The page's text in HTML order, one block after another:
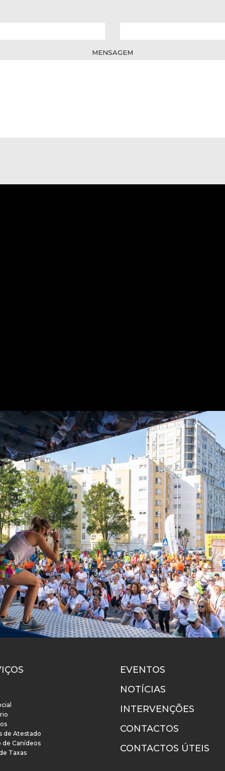
MENSAGEM
de Atestado
de Canídeos
Taxas
EVENTOS
NOTÍCIAS
INTERVENÇÕES
CONTACTOS
CONTACTOS ÚTEIS